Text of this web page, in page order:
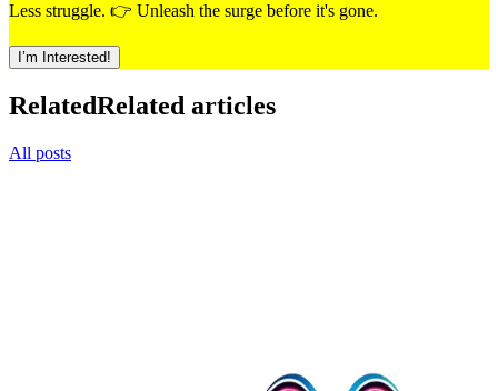
Less struggle. 👉 Unleash the surge before it's gone.
I’m Interested!
RelatedRelated articles
All posts